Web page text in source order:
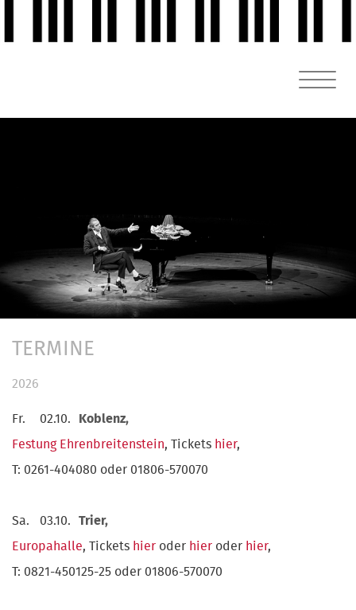
TERMINE
2026
Fr.
02.10. Koblenz,
Festung Ehrenbreitenstein, Tickets hier,
T: 0261-404080 oder 01806-570070
Sa. 03.10. Trier,
Europahalle, Tickets hier oder hier oder hier,
T: 0821-450125-25 oder 01806-570070